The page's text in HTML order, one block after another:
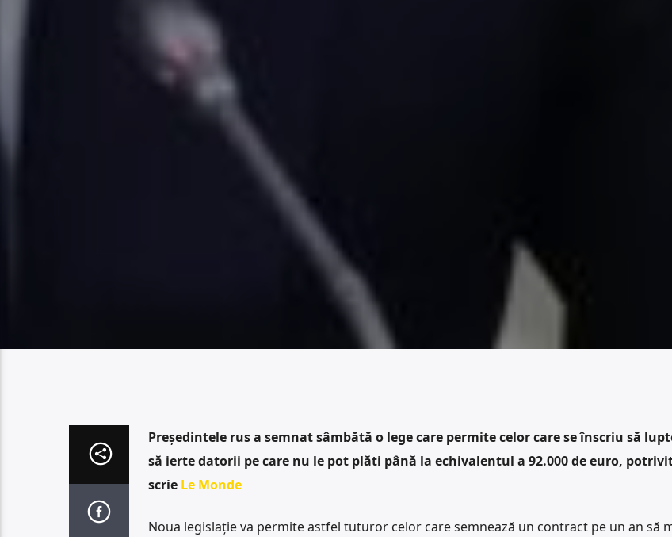
Președintele rus a semnat sâmbătă o lege care permite celor care se înscriu să
să ierte datorii pe care nu le pot plăti până la echivalentul a 92.000 de euro,
scrie Le Monde
Noua legislație va permite astfel tuturor celor care semnează un contract pe un an să